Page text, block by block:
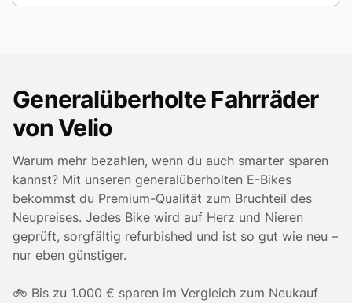
Generalüberholte Fahrräder
von Velio
Warum mehr bezahlen, wenn du auch smarter sparen
kannst? Mit unseren generalüberholten E-Bikes
bekommst du Premium-Qualität zum Bruchteil des
Neupreises. Jedes Bike wird auf Herz und Nieren
geprüft, sorgfältig refurbished und ist so gut wie neu –
nur eben günstiger.
🚲 Bis zu 1.000 € sparen im Vergleich zum Neukauf